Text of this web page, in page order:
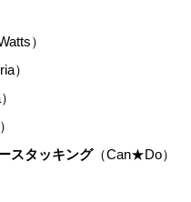
）
）
スタッキング（Can★Do）